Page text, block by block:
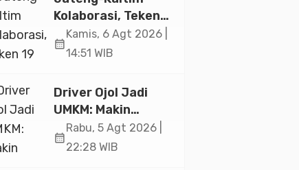
Kolaborasi, Teken
19 Kerja Sama
Ekonomi Senilai Rp
calendar_month
Kamis, 6 Agt 2026 |
14:51 WIB
Driver Ojol Jadi
UMKM: Makin
Sejahtera atau
Merana? Ini
calendar_month
Rabu, 5 Agt 2026 |
22:28 WIB